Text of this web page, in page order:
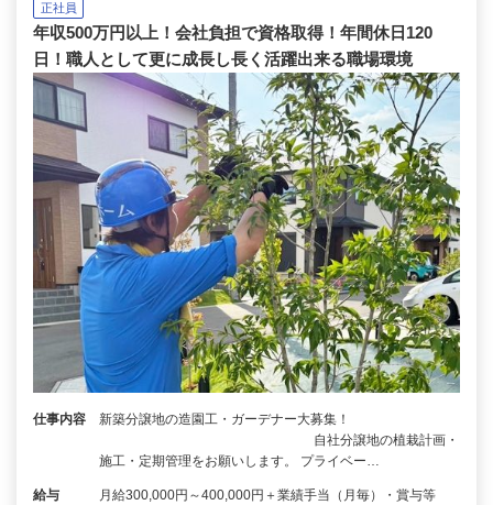
正社員
年収500万円以上！会社負担で資格取得！年間休日120
日！職人として更に成長し長く活躍出来る職場環境
仕事内容
新築分譲地の造園工・ガーデナー大募集！
自社分譲地の植栽計画・
施工・定期管理をお願いします。 プライベー…
給与
月給300,000円～400,000円＋業績手当（月毎）・賞与等